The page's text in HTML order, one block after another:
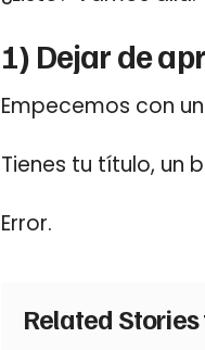
1) Dejar de
Empecemos con
Tienes tu título, un
Error.
Related